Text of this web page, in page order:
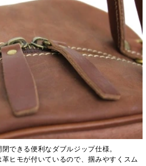
できる便利なダブルジップ仕様。
ヒモが付いているので、掴みやすくスム